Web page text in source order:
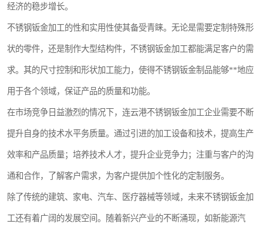
经济的稳步增长。
不锈钢钣金加工的性和实用性使其备受青睐。无论是需要定制特殊形
状的零件，还是制作大型结构件，不锈钢钣金加工都能满足客户的需
求。其的尺寸控制和形状加工能力，使得不锈钢钣金制品能够**地应
用于各个领域，保证产品的质量和功能。
在市场竞争日益激烈的情况下，连云港不锈钢钣金加工企业需要不断
提升自身的技术水平务质量。通过引进的加工设备和技术，提高生产
效率和产品质量；培养技术人才，提升企业竞争力；注重与客户的沟
通和合作，了解客户需求，为客户提供加个性化的定制服务。
除了传统的建筑、家电、汽车、医疗器械等领域，未来不锈钢钣金加
工还有着广阔的发展空间。随着新兴产业的不断涌现，如新能源汽